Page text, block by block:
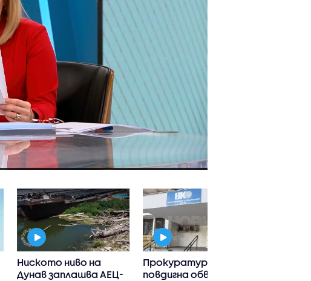
Ниското ниво на
Дунав заплашва АЕЦ-
Прокуратурата
повдигна обвинения